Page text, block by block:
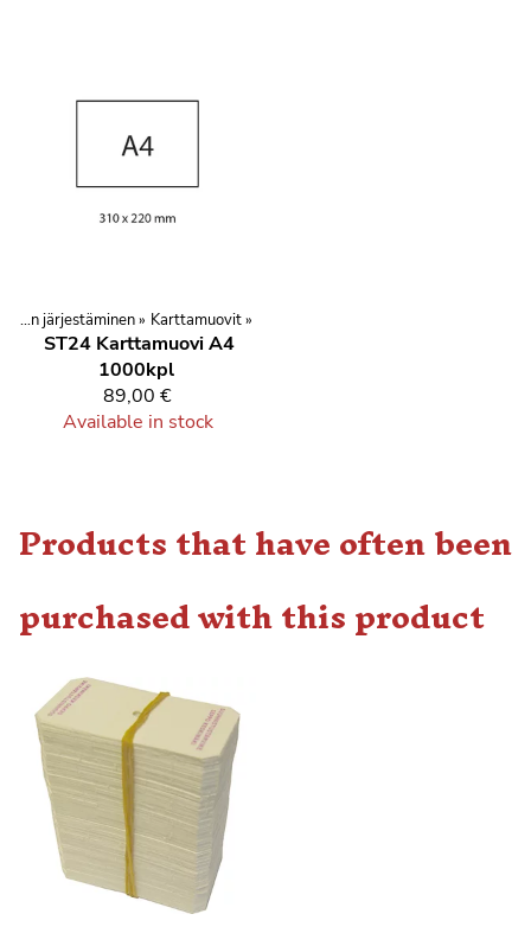
Kilpailujen järjestäminen‪» Karttamuovit‪»
ST24 Karttamuovi A4
1000kpl
89,00 €
Available in stock
Products that have often been
purchased with this product